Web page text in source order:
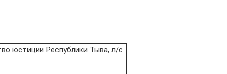
юстиции Республики Тыва, л/с